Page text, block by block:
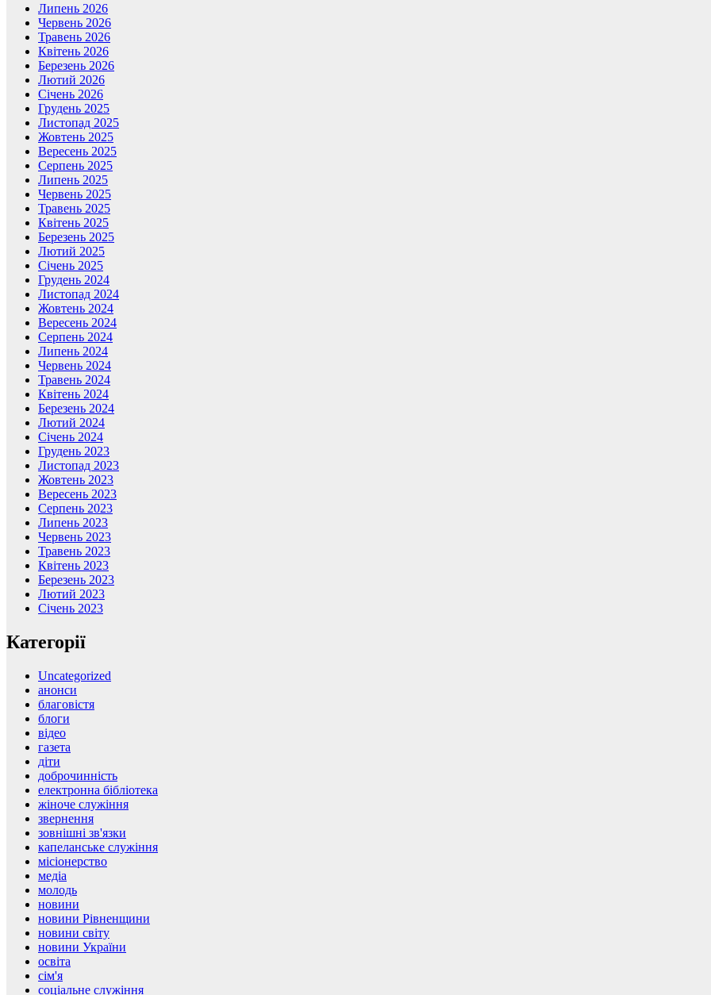
Липень 2026
Червень 2026
Травень 2026
Квітень 2026
Березень 2026
Лютий 2026
Січень 2026
Грудень 2025
Листопад 2025
Жовтень 2025
Вересень 2025
Серпень 2025
Липень 2025
Червень 2025
Травень 2025
Квітень 2025
Березень 2025
Лютий 2025
Січень 2025
Грудень 2024
Листопад 2024
Жовтень 2024
Вересень 2024
Серпень 2024
Липень 2024
Червень 2024
Травень 2024
Квітень 2024
Березень 2024
Лютий 2024
Січень 2024
Грудень 2023
Листопад 2023
Жовтень 2023
Вересень 2023
Серпень 2023
Липень 2023
Червень 2023
Травень 2023
Квітень 2023
Березень 2023
Лютий 2023
Січень 2023
Категорії
Uncategorized
анонси
благовістя
блоги
відео
газета
діти
доброчинність
електронна бібліотека
жіноче служіння
звернення
зовнішні зв'язки
капеланське служіння
місіонерство
медіа
молодь
новини
новини Рівненщини
новини світу
новини України
освіта
сім'я
соціальне служіння